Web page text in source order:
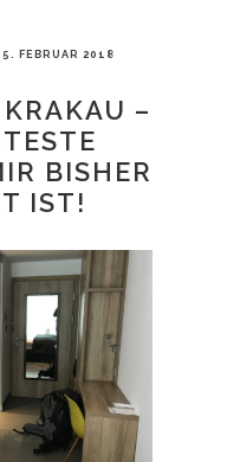
5. FEBRUAR 2018
–
BISHER
IST!